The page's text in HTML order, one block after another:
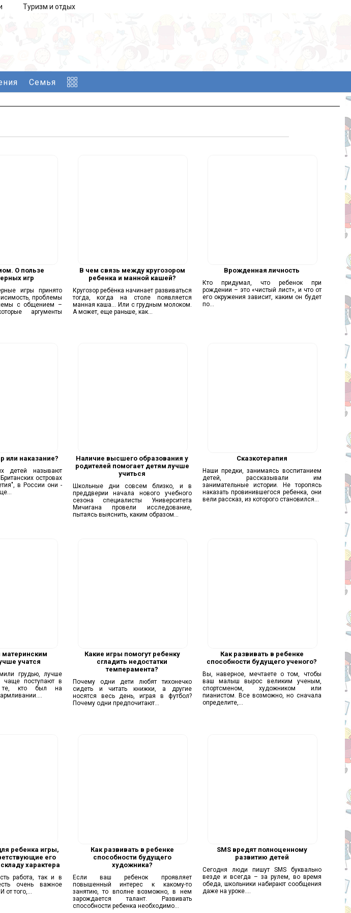
Туризм и отдых
Семья
О пользе
игр
игры принято
проблемы
с общением –
аргументы
В чем связь между кругозором
ребенка и манной кашей?
Кругозор ребёнка начинает развиваться
тогда, когда на столе появляется
манная каша... Или с грудным молоком.
А может, еще раньше, как...
Врожденная личность
Кто придумал, что ребенок при
рождении – это «чистый лист», и что от
его окружения зависит, каким он будет
по...
или наказание?
детей называют
островах
в России они -
Наличие высшего образования у
родителей помогает детям лучше
учиться
Школьные дни совсем близко, и в
преддверии начала нового учебного
сезона специалисты Университета
Мичигана провели исследование,
пытаясь выяснить, каким образом...
Сказкотерапия
Наши предки, занимаясь воспитанием
детей, рассказывали им
занимательные истории. Не торопясь
наказать провинившегося ребенка, они
вели рассказ, из которого становился...
учатся
грудью, лучше
поступают в
те, кто был на
Какие игры помогут ребенку
сгладить недостатки
темперамента?
Почему одни дети любят тихонечко
сидеть и читать книжки, а другие
носятся весь день, играя в футбол?
Почему одни предпочитают...
Как развивать в ребенке
способности будущего ученого?
Вы, наверное, мечтаете о том, чтобы
ваш малыш вырос великим ученым,
спортсменом, художником или
пианистом. Все возможно, но сначала
определите,...
ребенка игры,
его
характера
работа, так и в
очень важное
от того,...
Как развивать в ребенке
способности будущего
художника?
Если ваш ребенок проявляет
повышенный интерес к какому-то
занятию, то вполне возможно, в нем
зарождается талант. Развивать
способности ребенка необходимо...
SMS вредят полноценному
развитию детей
Сегодня люди пишут SMS буквально
везде и всегда – за рулем, во время
обеда, школьники набирают сообщения
даже на уроке....